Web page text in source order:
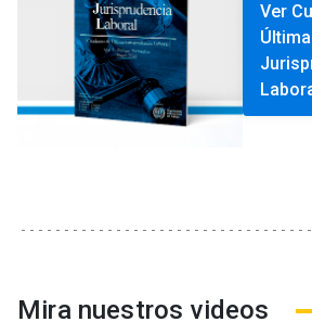
Ver
Última
Mira nuestros videos